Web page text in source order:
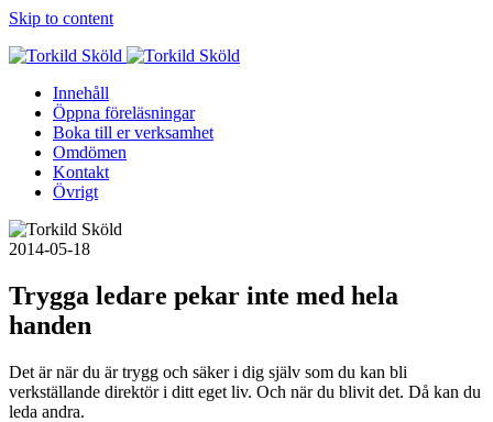
Skip to content
Innehåll
Öppna föreläsningar
Boka till er verksamhet
Omdömen
Kontakt
Övrigt
2014-05-18
Trygga ledare pekar inte med hela
handen
Det är när du är trygg och säker i dig själv som du kan bli
verkställande direktör i ditt eget liv. Och när du blivit det. Då kan du
leda andra.